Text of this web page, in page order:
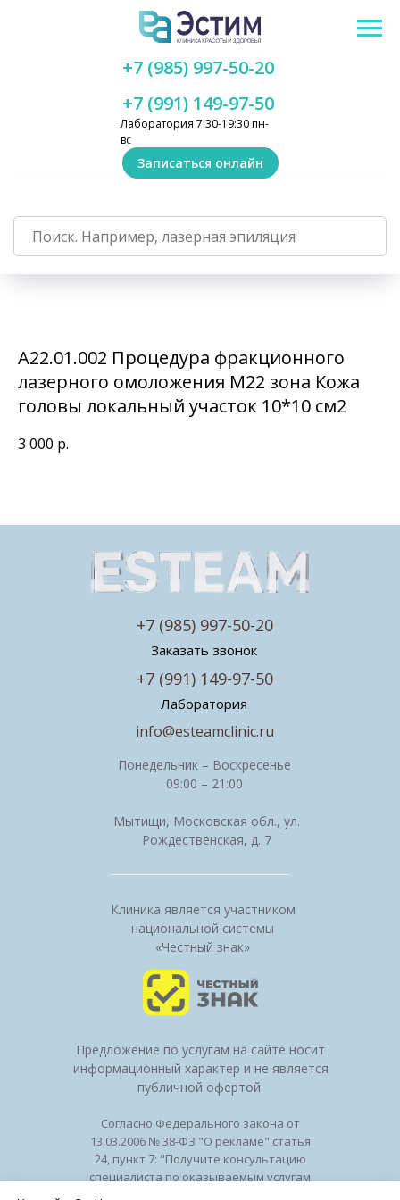
Лаборатория 7:30-19:30 пн-
вс
+7 (991) 149-97-50
+7 (985) 997-50-20
Записаться онлайн
А22.01.002 Процедура фракционного
лазерного омоложения M22 зона Кожа
головы локальный участок 10*10 см2
3 000 р.
Клиника является участником
национальной системы
«Честный знак»
Понедельник – Воскресенье
09:00 – 21:00
Мытищи, Московская обл., ул.
Рождественская, д. 7
Заказать звонок
Лаборатория
info@esteamclinic.ru
+7 (991) 149-97-50
+7 (985) 997-50-20
Предложение по услугам на сайте носит
информационный характер и не является
публичной офертой.
Согласно Федерального закона от
13.03.2006 № 38-ФЗ "О рекламе" статья
24, пункт 7: "Получите консультацию
специалиста по оказываемым услугам